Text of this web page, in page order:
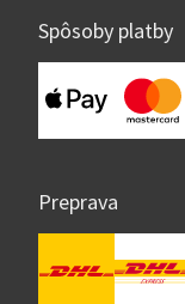
Spôsoby platby
Preprava